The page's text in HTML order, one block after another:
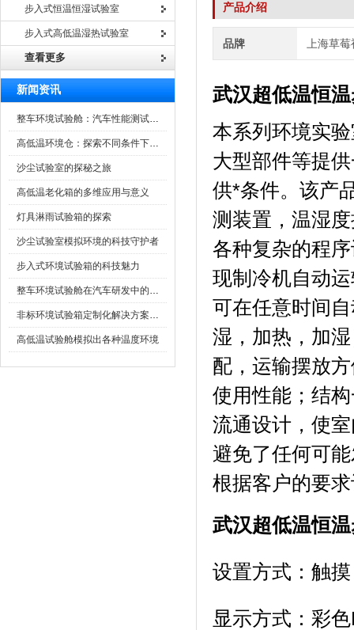
步入式恒温恒湿试验室
步入式高低温湿热试验室
查看更多
新闻资讯
整车环境试验舱：汽车性能测试的设备
高低温环境仓：探索不同条件下的科学奥秘
沙尘试验室的探秘之旅
高低温老化箱的多维应用与意义
灯具淋雨试验箱的探索
沙尘试验室模拟环境的科技守护者
步入式环境试验箱的科技魅力
整车环境试验舱在汽车研发中的作用
非标环境试验箱定制化解决方案在可靠性测试中的重要性
高低温试验舱模拟出各种温度环境
产品介绍
品牌 上海草
武汉超低温恒
本系列环境实验
大型部件等提供
供*条件。该
测装置，温湿
各种复杂的程序设
现制冷机自动运转
可在任意时间自动
湿，加热，
配，运输摆
使用性能；结
流通设计，使
避免了任何可能
根据客户的要求订
武汉超低温恒
设置方式：触摸
显示方式：彩